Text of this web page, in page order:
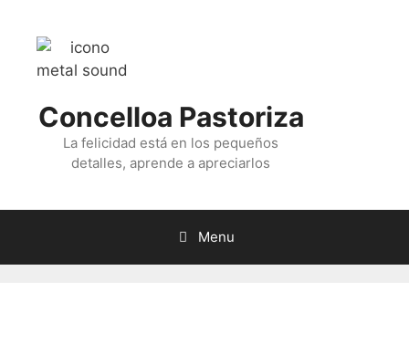
content
Concelloa Pastoriza
La felicidad está en los pequeños
detalles, aprende a apreciarlos
Menu